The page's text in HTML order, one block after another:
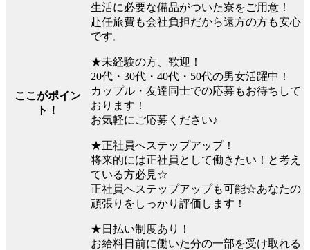
ここがポイン
ト！
生活に必要な備品がついた寮をご用意！
赴任旅費も会社負担だから遠方の方も安心
です。
★未経験の方、歓迎！
20代・30代・40代・50代の男女活躍中！
カップル・友達同士での応募もお待ちして
おります！
お気軽にご応募ください♪
★正社員へステップアップ！
将来的には正社員として働きたい！と考え
ている方必見☆
正社員へステップアップも可能☆あなたの
頑張りをしっかり評価します！
★日払い制度あり！
お給料日前に働いた分の一部を受け取れる